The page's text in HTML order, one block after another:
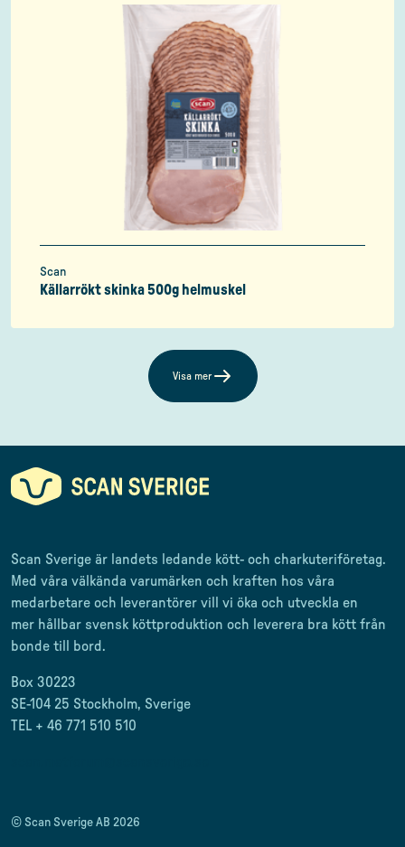
Scan
Källarrökt skinka 500g helmuskel
Visa mer
Scan Sverige är landets ledande kött- och charkuteriföretag.
Med våra välkända varumärken och kraften hos våra
medarbetare och leverantörer vill vi öka och utveckla en
mer hållbar svensk köttproduktion och leverera bra kött från
bonde till
bord.
Box 30223
SE-104 25 Stockholm, Sverige
TEL + 46 771 510 510
© Scan Sverige AB 2026